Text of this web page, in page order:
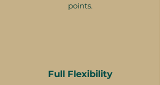
points.
Full Flexibility